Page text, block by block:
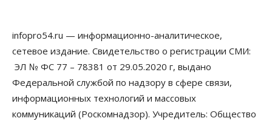
07 Августа 2026, 13:55
Авто Общество
Треть автовладельцев в Новосибирской области
«поставили машины на прикол»
07 Августа 2026, 13:00
infopro54.ru — информационно-аналитическое,
сетевое издание. Свидетельство о регистрации СМИ:
ЭЛ № ФС 77 – 78381 от 29.05.2020 г, выдано
Федеральной службой по надзору в сфере связи,
информационных технологий и массовых
коммуникаций (Роскомнадзор). Учредитель: Общество